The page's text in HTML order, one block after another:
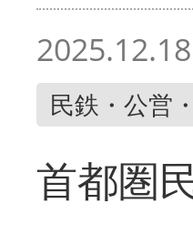
2025.12.18
民鉄・公営
首都圏